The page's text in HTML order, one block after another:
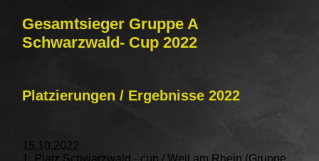
Gesamtsieger Gruppe A
Schwarzwald- Cup 2022
Platzierungen / Ergebnisse 2022
15.10.2022
1. Platz Schwarzwald - cup / Weil am Rhein (Gruppe